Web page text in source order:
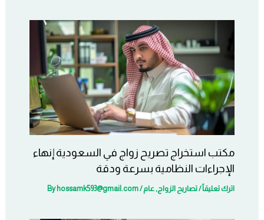
مكتب استخراج تصريح زواج في السعودية إنهاء
الإجراءات النظامية بسرعة ودقة
اترك تعليقاً/تصاريح الزواج , عام/ By
hossamk593@gmail.com